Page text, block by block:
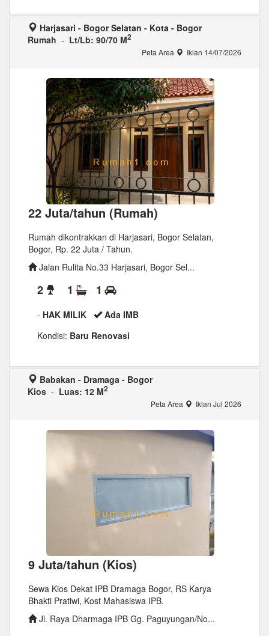
Harjasari - Bogor Selatan - Kota - Bogor
Rumah - Lt/Lb: 90/70 M2
Peta Area Iklan 14/07/2026
22 Juta/tahun (Rumah)
Rumah dikontrakkan di Harjasari, Bogor Selatan,
Bogor, Rp. 22 Juta / Tahun.
Jalan Rulita No.33 Harjasari, Bogor Sel...
2 1 1
- HAK MILIK
Ada IMB
Kondisi: Baru Renovasi
Babakan - Dramaga - Bogor
Kios - Luas: 12 M2
Peta Area Iklan Jul 2026
9 Juta/tahun (Kios)
Sewa Kios Dekat IPB Dramaga Bogor, RS Karya
Bhakti Pratiwi, Kost Mahasiswa IPB.
Jl. Raya Dharmaga IPB Gg. Paguyungan/No...